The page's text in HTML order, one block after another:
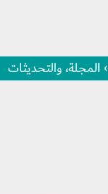
› المجلة، والتحديثات